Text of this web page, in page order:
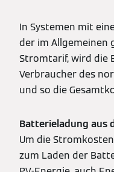
In Systemen mit
der im Allgemeinen
Stromtarif, wird die
Verbraucher des
und so die
Batterieladung aus
Um die
zum Laden der